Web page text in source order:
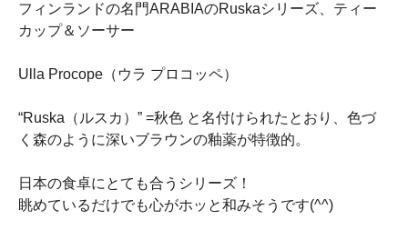
フィンランドの名門ARABIAのRuskaシリーズ、ティー
カップ＆ソーサー
Ulla Procope（ウラ プロコッペ）
“Ruska（ルスカ）” =秋色 と名付けられたとおり、色づ
く森のように深いブラウンの釉薬が特徴的。
日本の食卓にとても合うシリーズ！
眺めているだけでも心がホッと和みそうです(^^)